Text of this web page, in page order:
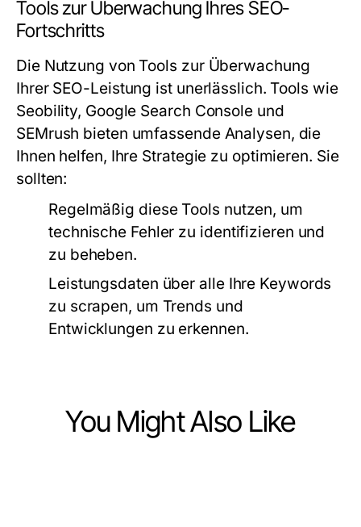
Tools zur Überwachung Ihres SEO-
Fortschritts
Die Nutzung von Tools zur Überwachung
Ihrer SEO-Leistung ist unerlässlich. Tools wie
Seobility, Google Search Console und
SEMrush bieten umfassende Analysen, die
Ihnen helfen, Ihre Strategie zu optimieren. Sie
sollten:
Regelmäßig diese Tools nutzen, um
technische Fehler zu identifizieren und
zu beheben.
Leistungsdaten über alle Ihre Keywords
zu scrapen, um Trends und
Entwicklungen zu erkennen.
You Might Also Like